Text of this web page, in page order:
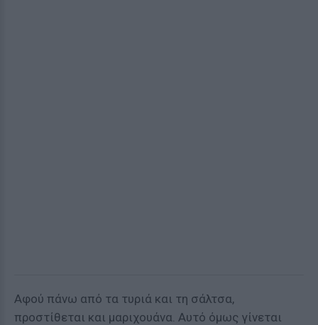
Αφού πάνω από τα τυριά και τη σάλτσα,
προστίθεται και μαριχουάνα. Αυτό όμως γίνεται